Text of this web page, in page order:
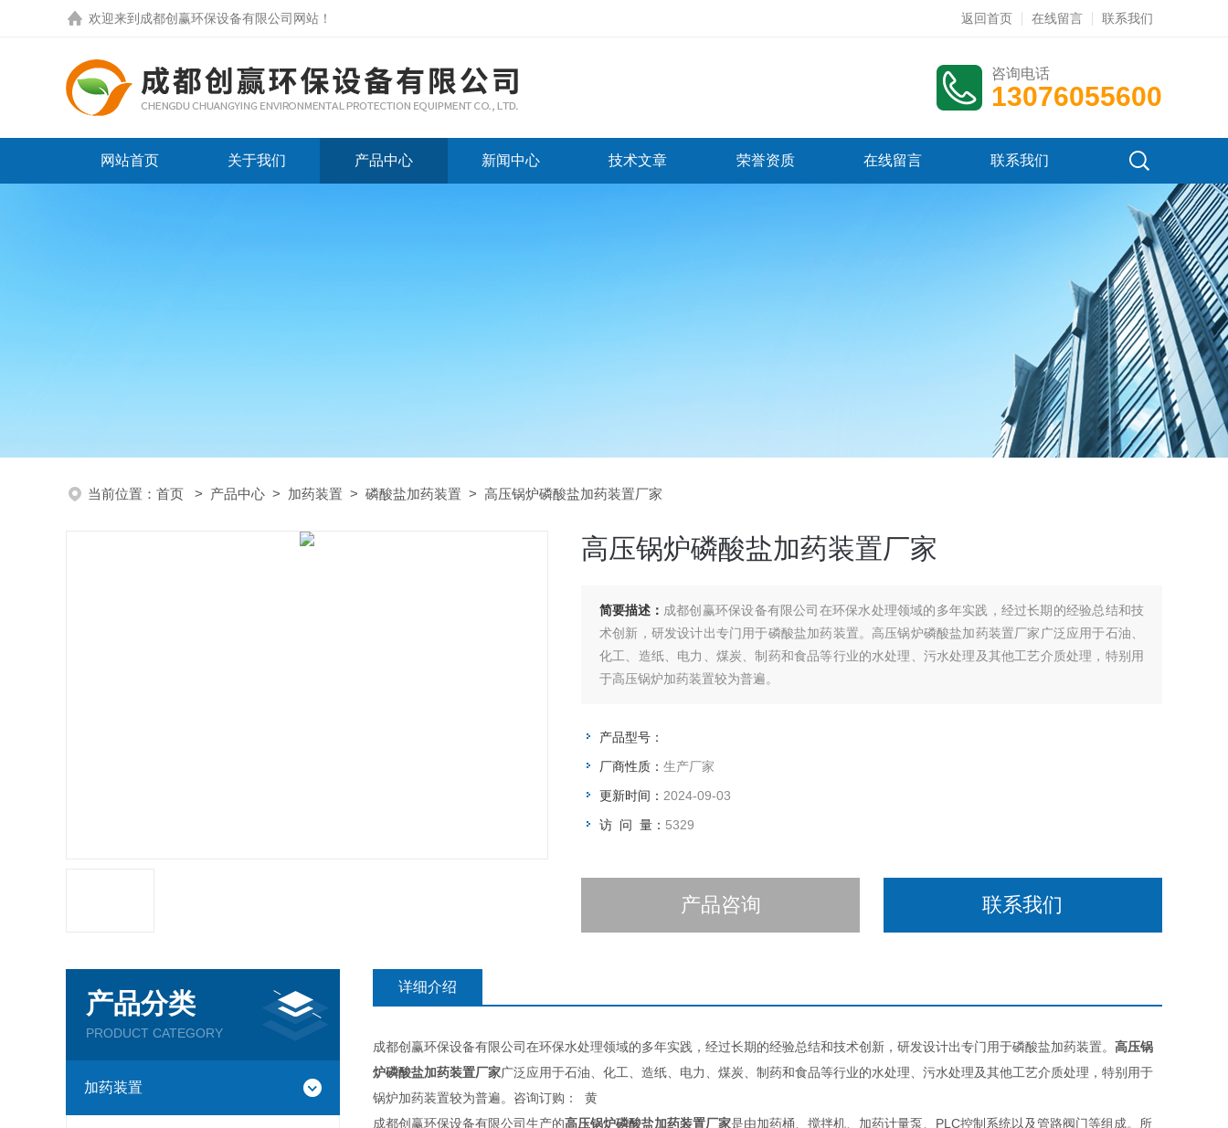
欢迎来到 成都创赢环保设备有限公司网站 ！ 返回首页 在线留言 联系我们
咨询电话
13076055600
网站首页 关于我们 产品中心 新闻中心 技术文章 荣誉资质 在线留言 联系我们
当前位置： 首页 > 产品中心 > 加药装置 > 磷酸盐加药装置 > 高压锅炉磷酸盐加药装置厂家
高压锅炉磷酸盐加药装置厂家
简要描述： 成都创赢环保设备有限公司在环保水处理领域的多年实践，经过长期的经验总结和技
术创新，研发设计出专门用于磷酸盐加药装置。高压锅炉磷酸盐加药装置厂家广泛应用于石油、
化工、造纸、电力、煤炭、制药和食品等行业的水处理、污水处理及其他工艺介质处理，特别用
于高压锅炉加药装置较为普遍。
产品型号：
厂商性质： 生产厂家
更新时间： 2024-09-03
访 问 量： 5329
产品咨询 联系我们
产品分类
PRODUCT CATEGORY
加药装置
详细介绍
成都创赢环保设备有限公司在环保水处理领域的多年实践，经过长期的经验总结和技术创新，研发设计出专门用于磷酸盐加药装置。 高压锅
炉磷酸盐加药装置厂家广泛应用于石油、化工、造纸、电力、煤炭、制药和食品等行业的水处理、污水处理及其他工艺介质处理，特别用于
锅炉加药装置较为普遍。咨询订购： 黄
成都创赢环保设备有限公司生产的高压锅炉磷酸盐加药装置厂家是由加药桶、搅拌机、加药计量泵、PLC控制系统以及管路阀门等组成。所